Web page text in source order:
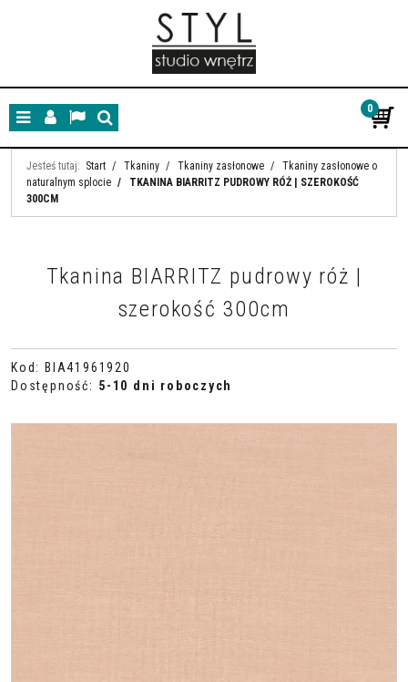
MenuPanelLangSzukaj
0
Jesteś tutaj: Start / Tkaniny / Tkaniny zasłonowe /
Tkaniny zasłonowe o
naturalnym splocie /
TKANINA BIARRITZ PUDROWY RÓŻ | SZEROKOŚĆ
300CM
Tkanina BIARRITZ pudrowy róż |
szerokość 300cm
Kod :
BIA41961920
Dostępność: 5-10 dni roboczych